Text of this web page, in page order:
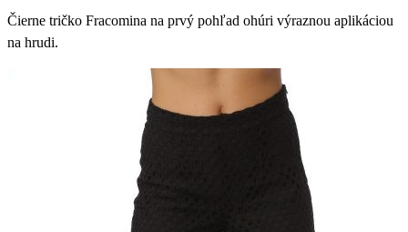
Čierne tričko Fracomina na prvý pohľad ohúri výraznou aplikáciou
na hrudi.